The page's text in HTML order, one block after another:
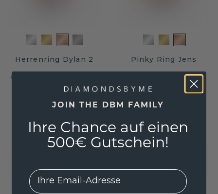
Herrenring Dylan 2
Roségold
Exkl. MwSt. & Zölle
Pinky Ring Jens
Braun Diamant
Exkl. MwSt. & Zölle
JOIN THE DBM FAMILY
Ihre Chance auf einen
500€ Gutschein!
EMail